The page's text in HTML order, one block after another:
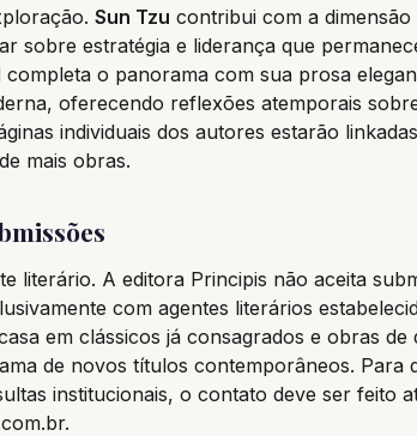
Sun Tzu contribui com a
sobre estratégia e liderança que
completa o panorama com sua prosa
oferecendo reflexões atemporais
individuais dos autores estarão
mais obras.
literário. A editora Principis não aceita
com agentes literários
em clássicos já consagrados e obras
de novos títulos contemporâneos. Para
institucionais, o contato deve ser feito